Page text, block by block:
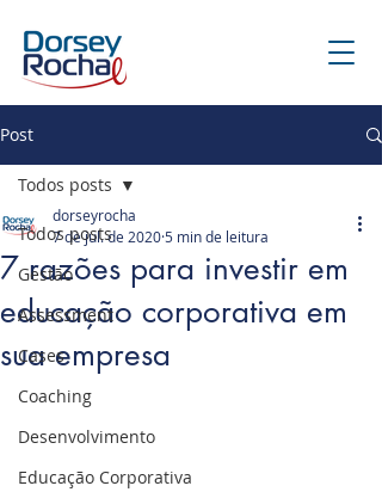
Post
Todos posts
Gestão
Assessment
Cases
Coaching
Desenvolvimento
Educação Corporativa
Todos posts
7 razões para investir em
educação corporativa em
sua empresa
dorseyrocha
7 de jul. de 2020 5 min de leitura